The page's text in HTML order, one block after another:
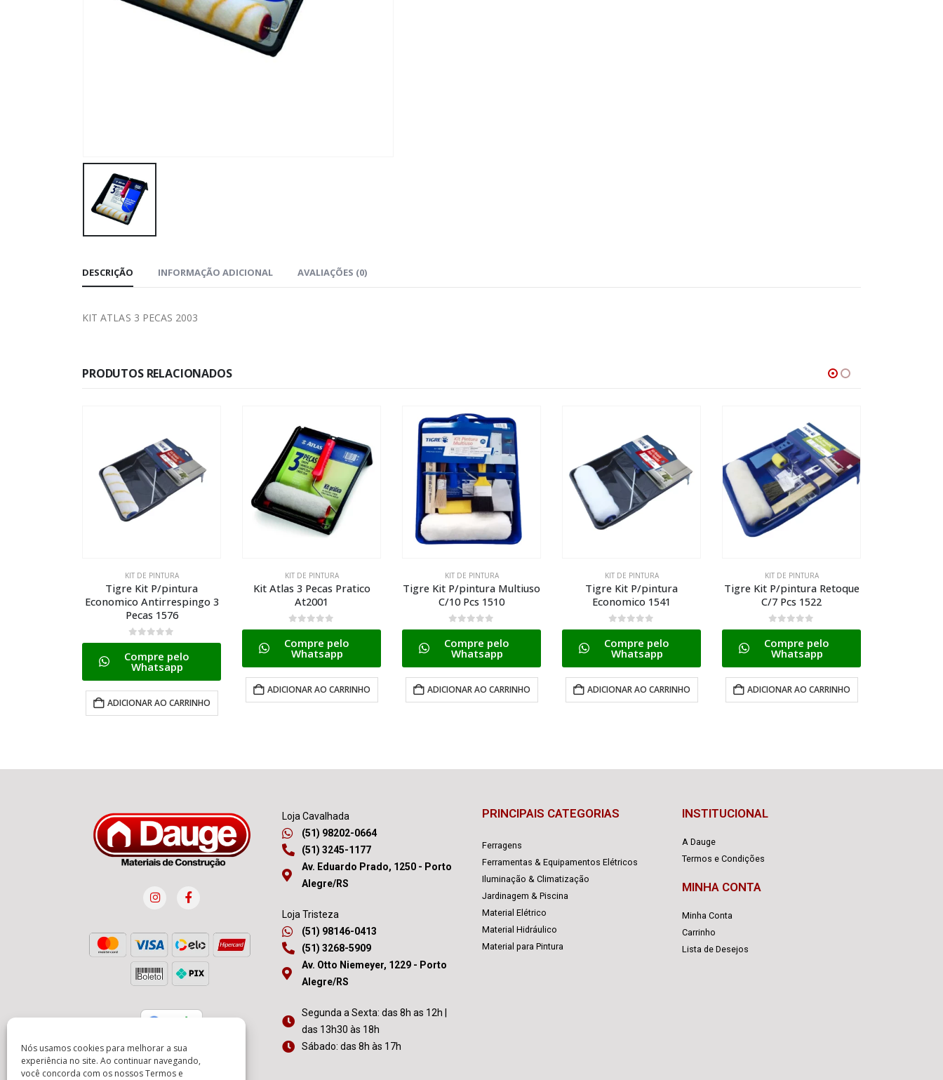
Nós usamos cookies para melhorar a sua
experiência no site. Ao continuar navegando,
você concorda com os nossosTermos e
DESCRIÇÃO INFORMAÇÃO ADICIONAL AVALIAÇÕES (0)
KIT ATLAS 3 PECAS 2003
PRODUTOS RELACIONADOS
KIT DE PINTURA
Kit Atlas 3 Pecas Pratico
At2001
0de 5
Compre pelo
Whatsapp
ADICIONAR AO CARRINHO
KIT DE PINTURA
Tigre Kit P/pintura Multiuso
C/10 Pcs 1510
0de 5
Compre pelo
Whatsapp
ADICIONAR AO CARRINHO
KIT DE PINTURA
Tigre Kit P/pintura
Economico 1541
0de 5
Compre pelo
Whatsapp
ADICIONAR AO CARRINHO
KIT DE PINTURA
Tigre Kit P/pintura Retoque
C/7 Pcs 1522
0de 5
Compre pelo
Whatsapp
ADICIONAR AO CARRINHO
KIT DE PINTURA
Tigre Kit P/pintura 5 Pecas
Multiuso 1540
0de 5
Compre pelo
Whatsapp
ADICIONAR AO CARRINHO
(51) 98202-0664
(51) 3245-1177
Av. Eduardo Prado, 1250 - Porto
Alegre/RS
(51) 98146-0413
(51) 3268-5909
Av. Otto Niemeyer, 1229 - Porto
Alegre/RS
das 13h30 às 18h
Sábado: das 8h às 17h
Ferramentas & Equipamentos Elétricos
Iluminação & Climatização
Jardinagem & Piscina
Material Elétrico
Material Hidráulico
Material para Pintura
Termos e Condições
Carrinho
Lista de Desejos